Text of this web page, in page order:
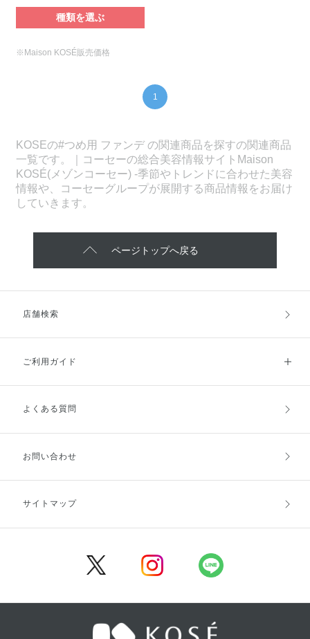
種類を選ぶ
※Maison KOSÉ販売価格
1
KOSEの#つめ用 ファンデ の関連商品を探すの関連商品
一覧です。｜コーセーの総合美容情報サイトMaison
KOSÉ(メゾンコーセー) -季節やトレンドに合わせた美容
情報や、コーセーグループが展開する商品情報をお届け
していきます。
ページトップへ戻る
店舗検索
ご利用ガイド
ご利用ガイドトップ
お支払方法
キャンセル・返品・交換
よくある質問
お問い合わせ
サイトマップ